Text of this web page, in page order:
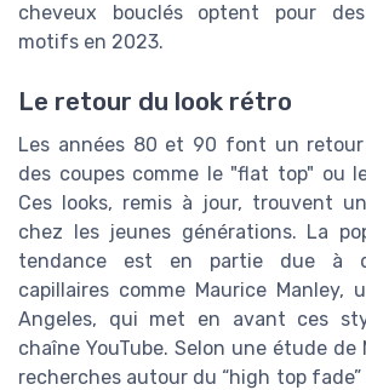
cheveux bouclés optent pour
motifs en 2023.
Le retour du look rétro
Les années 80 et 90 font un
des coupes comme le "flat top" ou
Ces looks, remis à jour, trouvent
chez les jeunes générations. La
tendance est en partie due à
capillaires comme Maurice Manley,
Angeles, qui met en avant ces
chaîne YouTube. Selon une étude de
recherches autour du “high top